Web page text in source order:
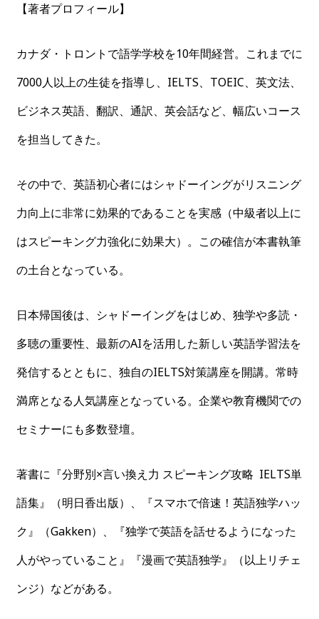
【著者プロフィール】
カナダ・トロントで語学学校を10年間経営。これまでに
7000人以上の生徒を指導し、IELTS、TOEIC、英文法、
ビジネス英語、翻訳、通訳、英会話など、幅広いコース
を担当してきた。
その中で、英語初心者にはシャドーイングがリスニング
力向上に非常に効果的であることを実感（中級者以上に
はスピーキング力強化に効果大）。この確信が本書執筆
の土台となっている。
日本帰国後は、シャドーイングをはじめ、独学や多読・
多聴の重要性、最新のAIを活用した新しい英語学習法を
発信するとともに、独自のIELTS対策講座を開講。常時
満席となる人気講座となっている。企業や教育機関での
セミナーにも多数登壇。
著書に『分野別×言い換え力 スピーキング攻略 IELTS単
語集』（明日香出版）、『スマホで倍速！英語独学ハッ
ク』（Gakken）、『独学で英語を話せるようになった
人がやっていること』『漫画で英語独学』（以上リチェ
ンジ）などがある。